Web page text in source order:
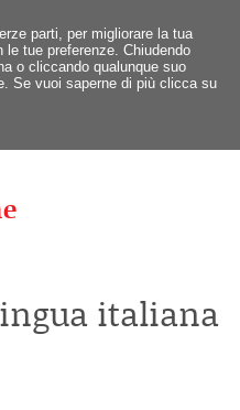
parti, per migliorare la tua
tue preferenze. Chiudendo
o cliccando qualunque suo
Se vuoi saperne di più clicca su
italiana